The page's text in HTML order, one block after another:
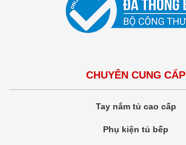
CHUYÊN CUNG CẤP
Tay nắm tủ cao cấp
Phụ kiện tủ bếp